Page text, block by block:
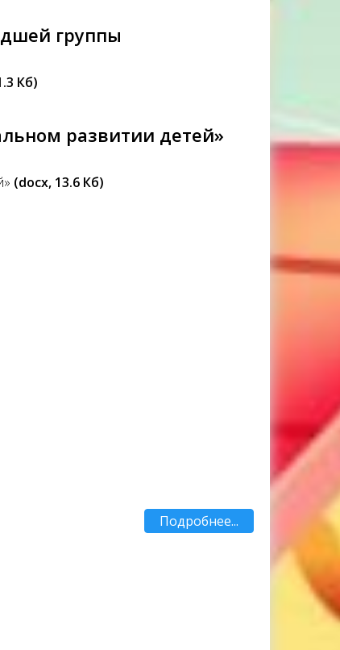
группы
Кб)
развитии детей»
(docx, 13.6 Кб)
Подробнее...